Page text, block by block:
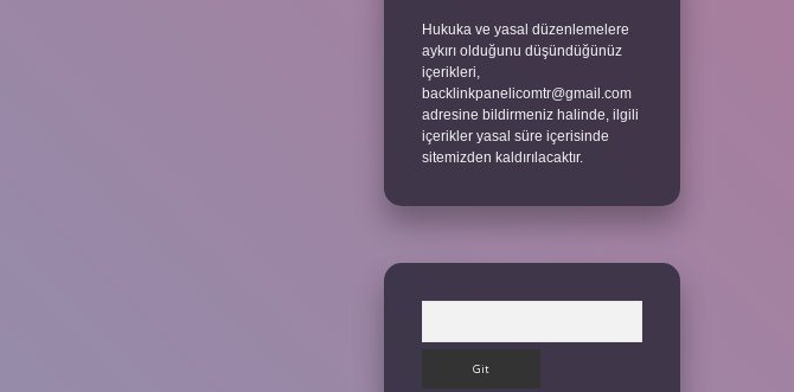
Hukuka ve yasal düzenlemelere
aykırı olduğunu düşündüğünüz
içerikleri,
backlinkpanelicomtr@gmail.com
adresine bildirmeniz halinde, ilgili
içerikler yasal süre içerisinde
sitemizden kaldırılacaktır.